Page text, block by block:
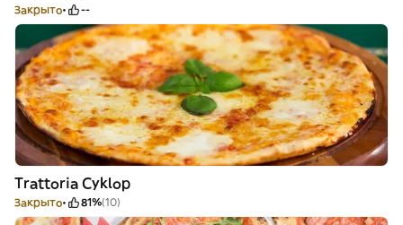
Закрыто --
Trattoria Cyklop
Закрыто 81%(10)